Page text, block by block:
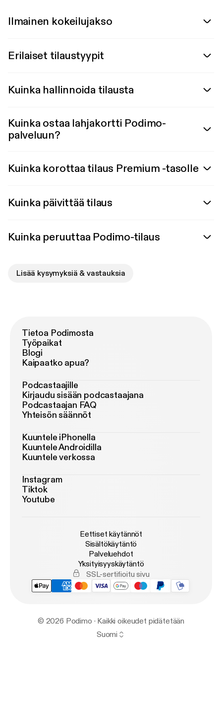
Ilmainen kokeilujakso
Erilaiset tilaustyypit
Kuinka hallinnoida tilausta
Kuinka ostaa lahjakortti Podimo-
palveluun?
Kuinka korottaa tilaus Premium -tasolle
Kuinka päivittää tilaus
Kuinka peruuttaa Podimo-tilaus
Lisää kysymyksiä & vastauksia
Tietoa Podimosta
Työpaikat
Blogi
Kaipaatko apua?
Podcastaajille
Kirjaudu sisään podcastaajana
Podcastaajan FAQ
Yhteisön säännöt
Kuuntele iPhonella
Kuuntele Androidilla
Kuuntele verkossa
Instagram
Tiktok
Youtube
Eettiset käytännöt
Sisältökäytäntö
Palveluehdot
Yksityisyyskäytäntö
SSL-sertifioitu sivu
© 2026 Podimo · Kaikki oikeudet pidätetään
Suomi